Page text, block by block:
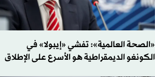
«الصحة العالمية»: تفشي «إيبولا» في
الكونغو الديمقراطية هو الأسرع على الإطلاق